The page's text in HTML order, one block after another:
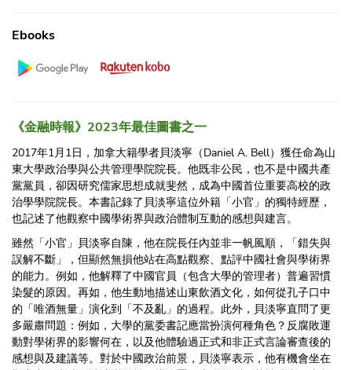
Ebooks
《金融時報》2023年最佳圖書之一
2017年1月1日，加拿大籍學者貝淡寧（Daniel A. Bell）獲任命為山
東大學政治學與公共管理學院院長。他既非公民，也不是中國共產
黨黨員，卻因研究儒家思想成就斐然，成為中國首位重要高校的政
治學學院院長。本書記錄了貝淡寧這位外籍「小官」的獨特經歷，
也記述了他觀察中國學術界與政治體制互動的感想與建言。
雖然「小官」貝淡寧自陳，他在院長任內並非一帆風順，「錯失與
誤解不斷」，但顯然無損他站在高點觀察、點評中國社會與學術界
的能力。例如，他解釋了中國官員（包含大學的管理者）普遍習慣
染髮的原因。再如，他生動地描述山東飲酒文化，如何從孔子口中
的「唯酒無量」演化到「不及亂」的過程。此外，貝淡寧直問了更
多嚴肅問題：例如，大學的黨委書記應當扮演何種角色？反腐敗運
動對學術界的影響何在，以及他體驗過正式和非正式言論審查後的
感想與及建議等。對於中國政治前景，貝淡寧表示，他有機會坐在